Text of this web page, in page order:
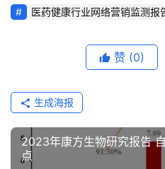
医药健康行业网络营销监测报
赞 (0)
生成海报
2023年康方生物研究报告
点